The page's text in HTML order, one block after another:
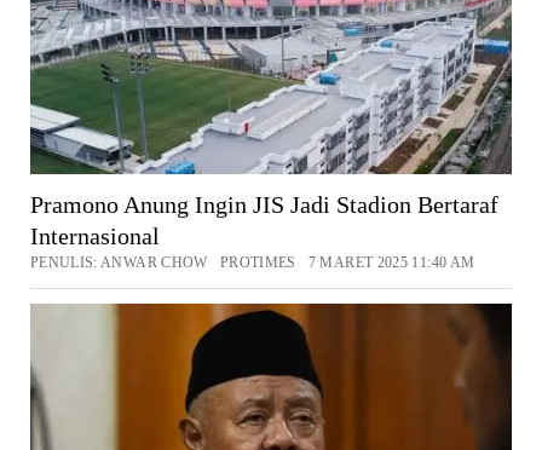
Pramono Anung Ingin JIS Jadi Stadion Bertaraf
Internasional
PENULIS: ANWAR CHOW PROTIMES 7 MARET 2025 11:40 AM